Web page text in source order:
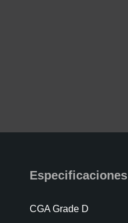
Especificaciones
CGA Grade D